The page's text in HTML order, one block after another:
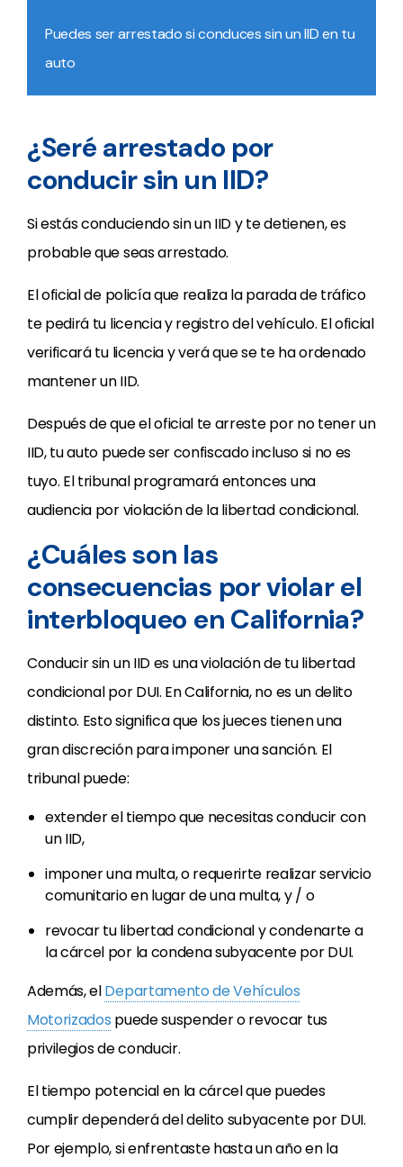
Puedes ser arrestado si conduces sin un IID en tu
auto
¿Seré arrestado por
conducir sin un IID?
Si estás conduciendo sin un IID y te detienen, es
probable que seas arrestado.
El oficial de policía que realiza la parada de tráfico
te pedirá tu licencia y registro del vehículo. El oficial
verificará tu licencia y verá que se te ha ordenado
mantener un IID.
Después de que el oficial te arreste por no tener un
IID, tu auto puede ser confiscado incluso si no es
tuyo. El tribunal programará entonces una
audiencia por violación de la libertad condicional.
¿Cuáles son las
consecuencias por violar el
interbloqueo en California?
Conducir sin un IID es una violación de tu libertad
condicional por DUI. En California, no es un delito
distinto. Esto significa que los jueces tienen una
gran discreción para imponer una sanción. El
tribunal puede:
extender el tiempo que necesitas conducir con
un IID,
imponer una multa, o requerirte realizar servicio
comunitario en lugar de una multa, y / o
revocar tu libertad condicional y condenarte a
la cárcel por la condena subyacente por DUI.
Además, elDepartamento de Vehículos
Motorizados puede suspender o revocar tus
privilegios de conducir.
El tiempo potencial en la cárcel que puedes
cumplir dependerá del delito subyacente por DUI.
Por ejemplo, si enfrentaste hasta un año en la